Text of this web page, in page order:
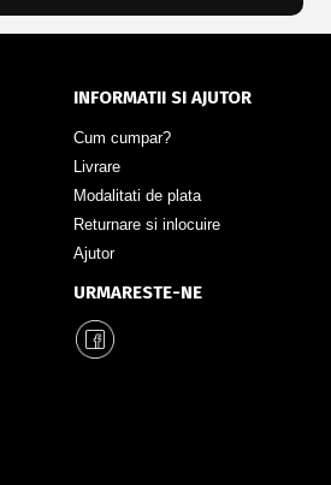
INFORMATII SI AJUTOR
Cum cumpar?
Livrare
Modalitati de plata
Returnare si inlocuire
Ajutor
URMARESTE-NE